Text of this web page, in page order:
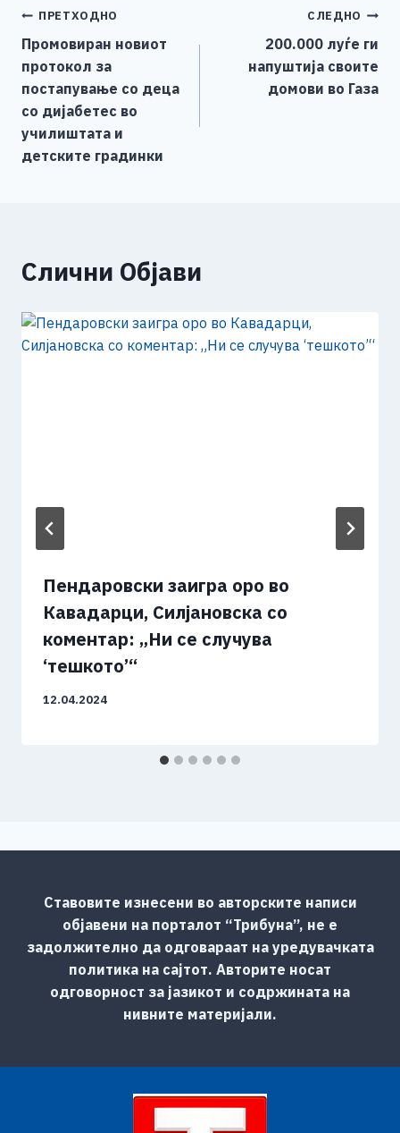
b
o
o
k
n
g
er
Li
n
k
Навигација
на
напис
ПРЕТХОДНО
Промовиран новиот
протокол за
постапување со деца
со дијабетес во
училиштата и
детските градинки
СЛЕДНО
200.000 луѓе ги
напуштија своите
домови во Газа
Слични Објави
Пендаровски заигра оро во
Кавадарци, Силјановска со
коментар: „Ни се случува
‘тешкото’“
12.04.2024
Ставовите изнесени во авторските написи
објавени на порталот “Трибуна”, не е
задолжително да одговараат на уредувачката
политика на сајтот. Авторите носат
одговорност за јазикот и содржината на
нивните материјали.